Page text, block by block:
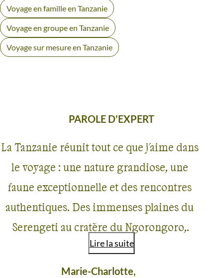
Voyage en famille en Tanzanie
Voyage en groupe en Tanzanie
Voyage sur mesure en Tanzanie
PAROLE D'EXPERT
La Tanzanie réunit tout ce que j'aime dans
le voyage : une nature grandiose, une
faune exceptionnelle et des rencontres
authentiques. Des immenses plaines du
Serengeti au cratère du Ngorongoro,
chaque safari est un spectacle dont on ne
se lasse jamais. J'aime aussi la diversité du
Lire la suite
Marie-Charlotte,